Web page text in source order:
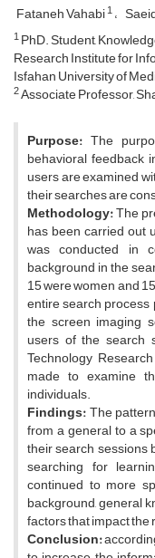
Fataneh Vahabi1
1PhD. Student,
Research Institute for
Isfahan University of
2Associate Professor,
Purpose: The
behavioral feedback
users are examined
their searches are
Methodology:The
has been carried out
was conducted in
background in the
15 were women and
entire search
the screen imaging
users of the search
Technology
made to examine
individuals.
Findings:The
from a general to a
their search sessions
searching for
continued to more
background, general
factors that impact the
Conclusion: